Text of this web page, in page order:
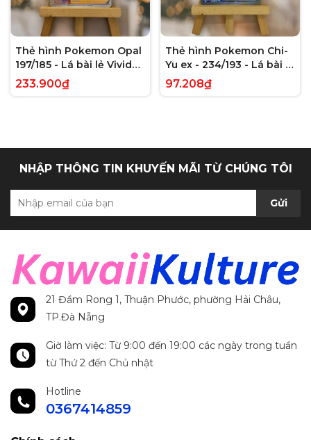
Thẻ hình Pokemon Opal
197/185 - Lá bài lẻ Vivid
Voltage Hyper Rare tiếng
Anh chính hãng
233.900₫
Thẻ hình Pokemon Chi-
Yu ex - 234/193 - Lá bài lẻ
Paldea Evolved Full Art
Secret Rare tiếng Anh
97.208₫
NHẬP THÔNG TIN KHUYẾN MÃI TỪ CHÚNG TÔI
Gửi
21 Đầm Rong 1, Thuận Phước, phường Hải Châu,
TP.Đà Nẵng
Giờ làm việc: Từ 9:00 đến 19:00 các ngày trong tuần
từ Thứ 2 đến Chủ nhật
Hotline
0367414859